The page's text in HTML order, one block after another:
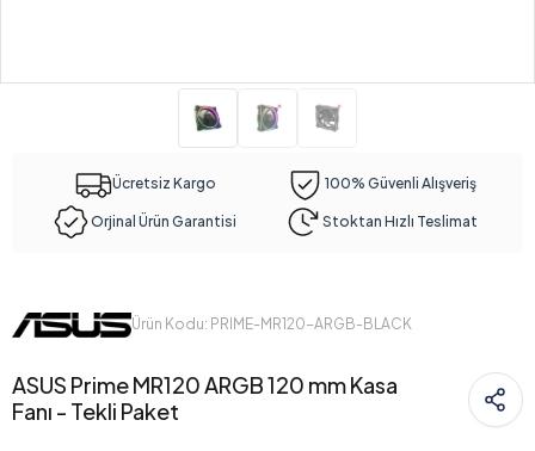
Ücretsiz Kargo 100% Güvenli Alışveriş
Orjinal Ürün Garantisi Stoktan Hızlı Teslimat
Ürün Kodu: PRIME-MR120-ARGB-BLACK
ASUS Prime MR120 ARGB 120 mm Kasa
Fanı - Tekli Paket